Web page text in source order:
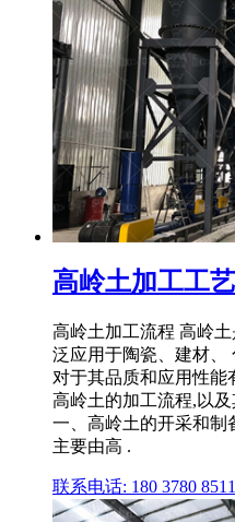
高岭土加工工
高岭土加工流程 高岭
泛应用于陶瓷、建材、
对于其品质和应用性能
高岭土的加工流程,以及
一、高岭土的开采和制
主要由高 .
联系电话: 180 3780 8511